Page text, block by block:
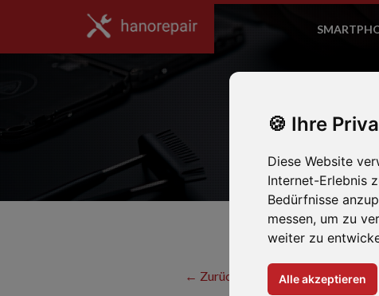
Ihre
Diese Website
Internet-Erlebnis
Bedürfnisse
messen, um zu
weiter zu
Alle akzeptieren
← Zurück zum Hersteller